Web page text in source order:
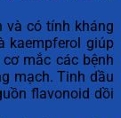
và có tính kháng
kaempferol giúp
mắc các bệnh
mạch. Tinh dầu
flavonoid dồi